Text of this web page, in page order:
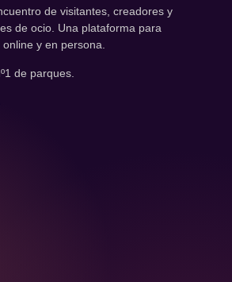
de visitantes, creadores y
de ocio. Una plataforma para
y en persona.
de parques.